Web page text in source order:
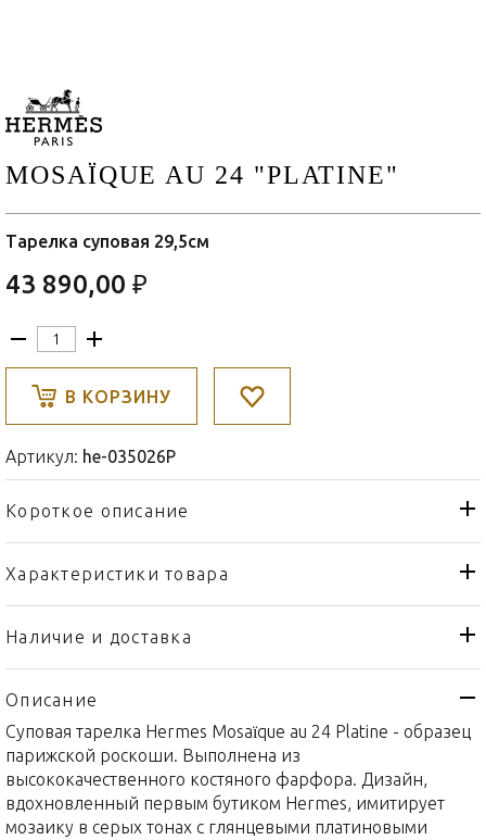
MOSAÏQUE AU 24 "PLATINE"
Тарелка суповая 29,5см
43 890,00 ₽
В КОРЗИНУ
Артикул: he-035026P
Короткое описание
Характеристики товара
Тип товара
Тарелка
Бренд
Коллекция
Mosaïque au 24 "Platine"
Страна производителя
Материал
Платин, Фарфор
Объем / Размер
29,5см
Наличие и доставка
Описание
Суповая тарелка Hermes Mosaïque au 24 Platine - образец
парижской роскоши. Выполнена из
высококачественного костяного фарфора. Дизайн,
вдохновленный первым бутиком Hermes, имитирует
мозаику в серых тонах с глянцевыми платиновыми